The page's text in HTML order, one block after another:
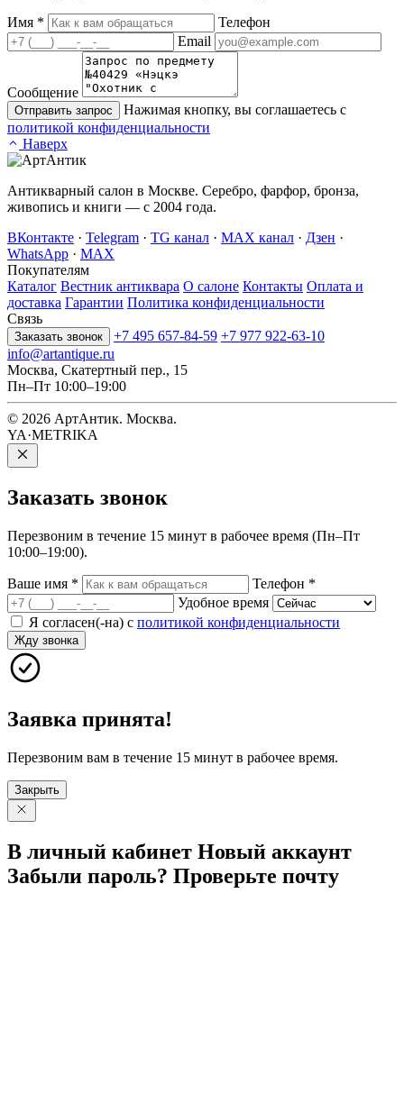
Имя *
Телефон
Email
Сообщение
Отправить запрос
Нажимая кнопку, вы соглашаетесь с
политикой конфиденциальности
Наверх
Антикварный салон в Москве. Серебро, фарфор, бронза,
живопись и книги — с 2004 года.
ВКонтакте · Telegram · TG канал · MAX канал · Дзен ·
WhatsApp · MAX
Покупателям
Каталог Вестник антиквара О салоне Контакты Оплата и
доставка Гарантии Политика конфиденциальности
Связь
Заказать звонок +7 495 657-84-59 +7 977 922-63-10
info@artantique.ru
Москва, Скатертный пер., 15
Пн–Пт 10:00–19:00
© 2026 АртАнтик. Москва.
YA·METRIKA
Заказать звонок
Перезвоним в течение 15 минут в рабочее время (Пн–Пт
10:00–19:00).
Ваше имя * Телефон *
Удобное время
Я согласен(-на) с политикой конфиденциальности
Жду звонка
Заявка принята!
Перезвоним вам в течение 15 минут в рабочее время.
Закрыть
В личный кабинет Новый аккаунт
Забыли пароль? Проверьте почту